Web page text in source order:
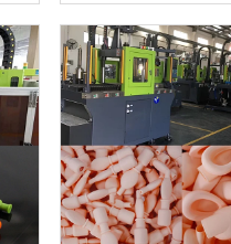
Роторный
КОНТАКТ